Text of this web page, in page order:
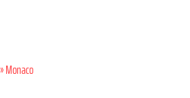
» Monaco